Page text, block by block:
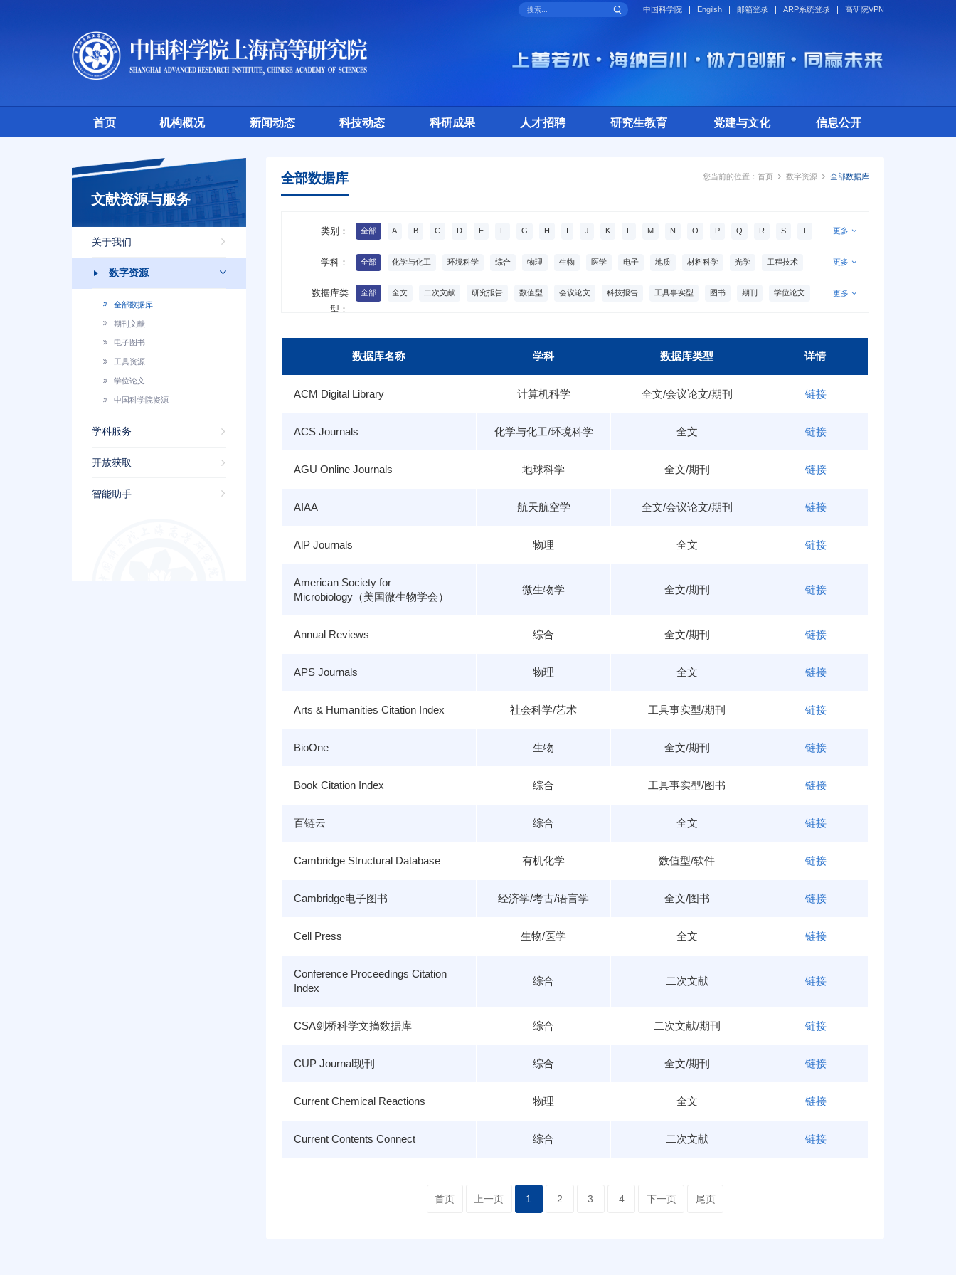
中国科学院 Engilsh 邮箱登录 ARP系统登录 高研院VPN
首页 机构概况 新闻动态 科技动态 科研成果 人才招聘 研究生教育 党建与文化 信息公开
文献资源与服务
关于我们
数字资源
全部数据库
期刊文献
电子图书
工具资源
学位论文
中国科学院资源
学科服务
开放获取
智能助手
全部数据库 您当前的位置： 首页 数字资源 全部数据库
类别： 全部 A B C D E F G H I J K L M N O P Q R S T
U
更多
学科： 全部 化学与化工 环境科学 综合 物理 生物 医学 电子 地质 材料科学 光学 工程技术
数学
寄生虫学 应用化学 科学 技术 考古
更多
数据库类
型：
全部 全文 二次文献 研究报告 数值型 会议论文 科技报告 工具事实型 图书 期刊 学位论文 更多
数据库名称 学科 数据库类型 详情
ACM Digital Library 计算机科学 全文/会议论文/期刊 链接
ACS Journals 化学与化工/环境科学 全文 链接
AGU Online Journals 地球科学 全文/期刊 链接
AIAA 航天航空学 全文/会议论文/期刊 链接
AlP Journals 物理 全文 链接
American Society for
Microbiology（美国微生物学会）
微生物学 全文/期刊 链接
Annual Reviews 综合 全文/期刊 链接
APS Journals 物理 全文 链接
Arts & Humanities Citation Index 社会科学/艺术 工具事实型/期刊 链接
BioOne 生物 全文/期刊 链接
Book Citation Index 综合 工具事实型/图书 链接
百链云 综合 全文 链接
Cambridge Structural Database 有机化学 数值型/软件 链接
Cambridge电子图书 经济学/考古/语言学 全文/图书 链接
Cell Press 生物/医学 全文 链接
Conference Proceedings Citation
Index
综合 二次文献 链接
CSA剑桥科学文摘数据库 综合 二次文献/期刊 链接
CUP Journal现刊 综合 全文/期刊 链接
Current Chemical Reactions 物理 全文 链接
Current Contents Connect 综合 二次文献 链接
首页 上一页 1 2 3 4 下一页 尾页